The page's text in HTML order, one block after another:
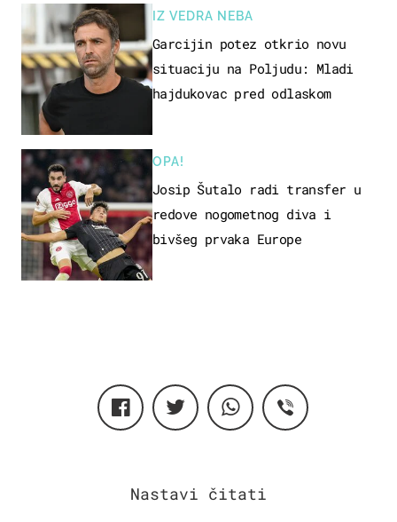
IZ VEDRA NEBA
Garcijin potez otkrio novu
situaciju na Poljudu: Mladi
hajdukovac pred odlaskom
OPA!
Josip Šutalo radi transfer u
redove nogometnog diva i
bivšeg prvaka Europe